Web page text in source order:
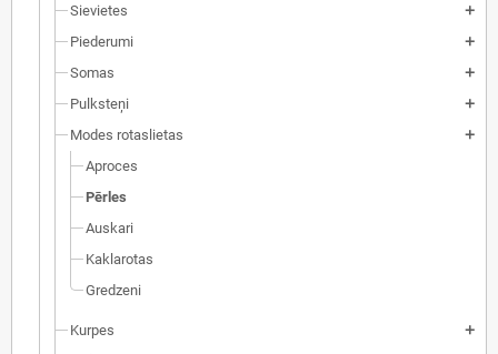
Sievietes add
Piederumi add
Somas add
Pulksteņi add
Modes rotaslietas add
Aproces
Pērles
Auskari
Kaklarotas
Gredzeni
Kurpes add